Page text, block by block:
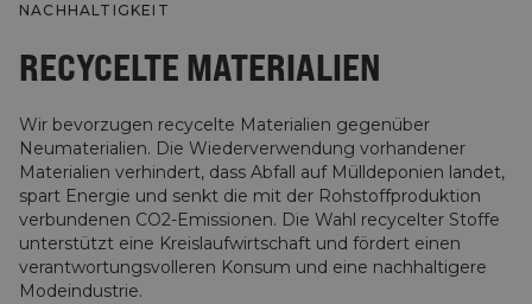
NACHHALTIGKEIT
RECYCELTE MATERIALIEN
Wir bevorzugen recycelte Materialien gegenüber
Neumaterialien. Die Wiederverwendung vorhandener
Materialien verhindert, dass Abfall auf Mülldeponien landet,
spart Energie und senkt die mit der Rohstoffproduktion
verbundenen CO2-Emissionen. Die Wahl recycelter Stoffe
unterstützt eine Kreislaufwirtschaft und fördert einen
verantwortungsvolleren Konsum und eine nachhaltigere
Modeindustrie.